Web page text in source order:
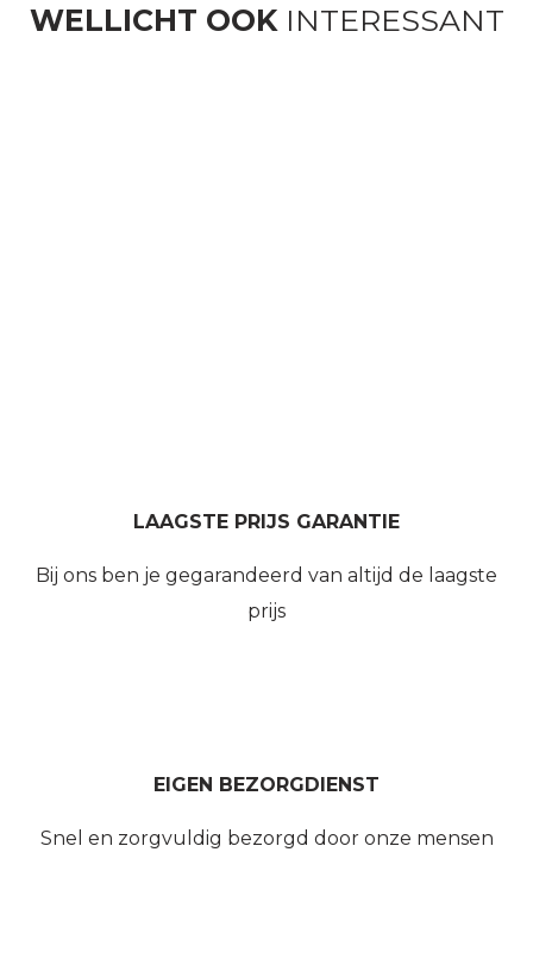
WELLICHT OOKINTERESSANT
LAAGSTE PRIJS GARANTIE
Bij ons ben je gegarandeerd van altijd de laagste
prijs
EIGEN BEZORGDIENST
Snel en zorgvuldig bezorgd door onze mensen